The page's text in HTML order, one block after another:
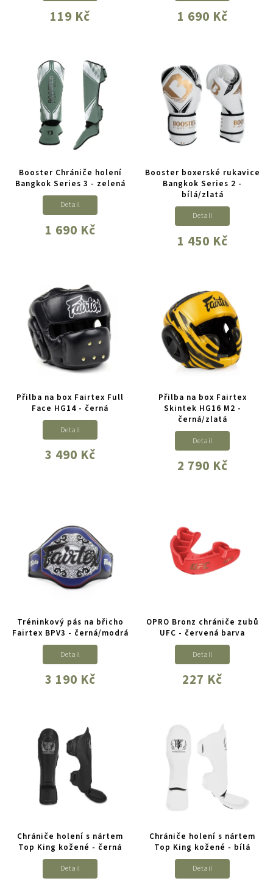
119 Kč 1 690 Kč
Booster Chrániče holení
Bangkok Series 3 - zelená
1 690 Kč
Detail
Booster boxerské rukavice
Bangkok Series 2 -
bílá/zlatá
1 450 Kč
Detail
Přilba na box Fairtex Full
Face HG14 - černá
3 490 Kč
Detail
Přilba na box Fairtex
Skintek HG16 M2 -
černá/zlatá
2 790 Kč
Detail
Tréninkový pás na břicho
Fairtex BPV3 - černá/modrá
3 190 Kč
Detail
OPRO Bronz chrániče zubů
UFC - červená barva
227 Kč
Detail
Chrániče holení s nártem
Top King kožené - černá
Detail
Chrániče holení s nártem
Top King kožené - bílá
Detail